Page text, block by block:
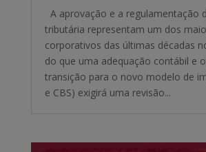
A aprovação e a regulamentação
tributária representam um dos
corporativos das últimas décadas
do que uma adequação contábil e
transição para o novo modelo de
e CBS) exigirá uma revisão...